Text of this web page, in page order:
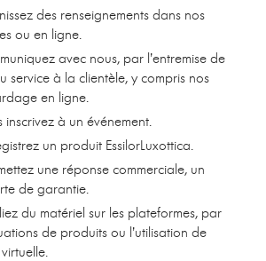
des renseignements dans nos
ou en ligne.
avec nous, par l’entremise de
service à la clientèle, y compris nos
en ligne.
inscrivez à un événement.
un produit EssilorLuxottica.
une réponse commerciale, un
de garantie.
du matériel sur les plateformes, par
de produits ou l’utilisation de